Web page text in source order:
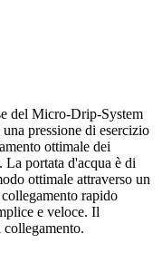
del Micro-Drip-System
pressione di esercizio
ottimale dei
portata d'acqua è di
ottimale attraverso un
rapido
e veloce. Il